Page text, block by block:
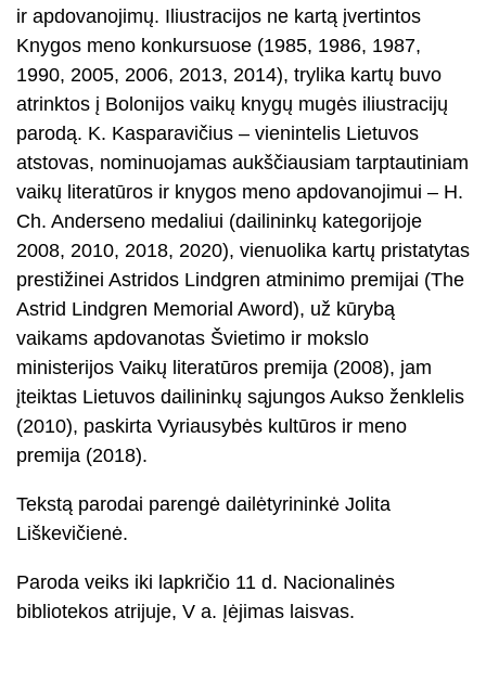
ir apdovanojimų. Iliustracijos ne kartą įvertintos
Knygos meno konkursuose (1985, 1986, 1987,
1990, 2005, 2006, 2013, 2014), trylika kartų buvo
atrinktos į Bolonijos vaikų knygų mugės iliustracijų
parodą. K. Kasparavičius – vienintelis Lietuvos
atstovas, nominuojamas aukščiausiam tarptautiniam
vaikų literatūros ir knygos meno apdovanojimui – H.
Ch. Anderseno medaliui (dailininkų kategorijoje
2008, 2010, 2018, 2020), vienuolika kartų pristatytas
prestižinei Astridos Lindgren atminimo premijai (The
Astrid Lindgren Memorial Aword), už kūrybą
vaikams apdovanotas Švietimo ir mokslo
ministerijos Vaikų literatūros premija (2008), jam
įteiktas Lietuvos dailininkų sąjungos Aukso ženklelis
(2010), paskirta Vyriausybės kultūros ir meno
premija (2018).
Tekstą parodai parengė dailėtyrininkė Jolita
Liškevičienė.
Paroda veiks iki lapkričio 11 d. Nacionalinės
bibliotekos atrijuje, V a. Įėjimas laisvas.